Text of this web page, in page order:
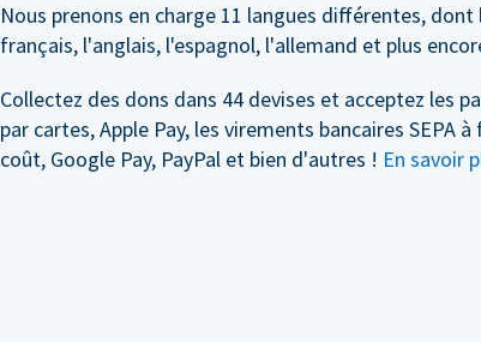
Nous prenons en charge 11 langues différentes, dont
français, l'anglais, l'espagnol, l'allemand et plus
Collectez des dons dans 44 devises et acceptez les
par cartes, Apple Pay, les virements bancaires SEPA à
coût, Google Pay, PayPal et bien d'autres ! En savoir